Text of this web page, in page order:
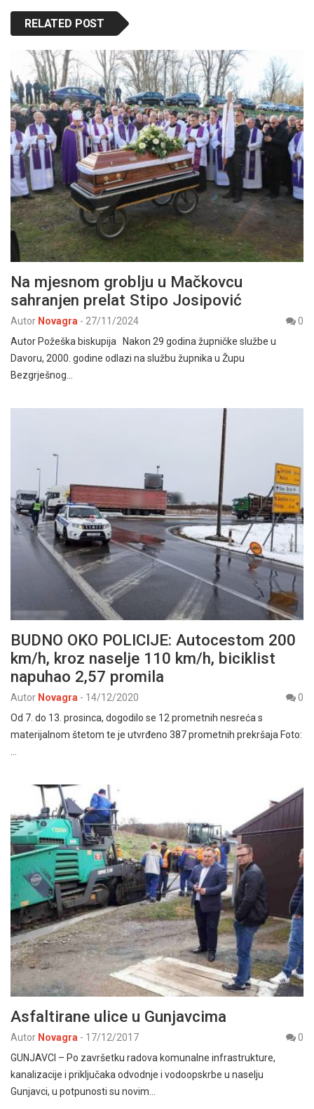
RELATED POST
Na mjesnom groblju u Mačkovcu
sahranjen prelat Stipo Josipović
Autor Novagra - 27/11/2024
0
Autor Požeška biskupija Nakon 29 godina župničke službe u
Davoru, 2000. godine odlazi na službu župnika u Župu
Bezgrješnog…
BUDNO OKO POLICIJE: Autocestom 200
km/h, kroz naselje 110 km/h, biciklist
napuhao 2,57 promila
Autor Novagra - 14/12/2020
0
Od 7. do 13. prosinca, dogodilo se 12 prometnih nesreća s
materijalnom štetom te je utvrđeno 387 prometnih prekršaja Foto:
Asfaltirane ulice u Gunjavcima
Autor Novagra - 17/12/2017
0
GUNJAVCI – Po završetku radova komunalne infrastrukture,
kanalizacije i priključaka odvodnje i vodoopskrbe u naselju
Gunjavci, u potpunosti su novim…